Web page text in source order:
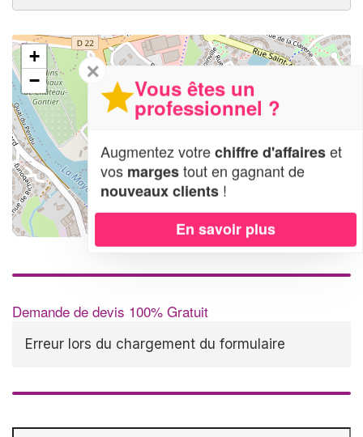
+
−
| Map data ©OpenStreetMap contributors,
Demande de devis 100% Gratuit
Erreur lors du chargement du formulaire
✕
Vous êtes un
professionnel ?
Augmentez votrechiffre d'affaireset
vos margestout en gagnant de
nouveaux clients !
En savoir plus